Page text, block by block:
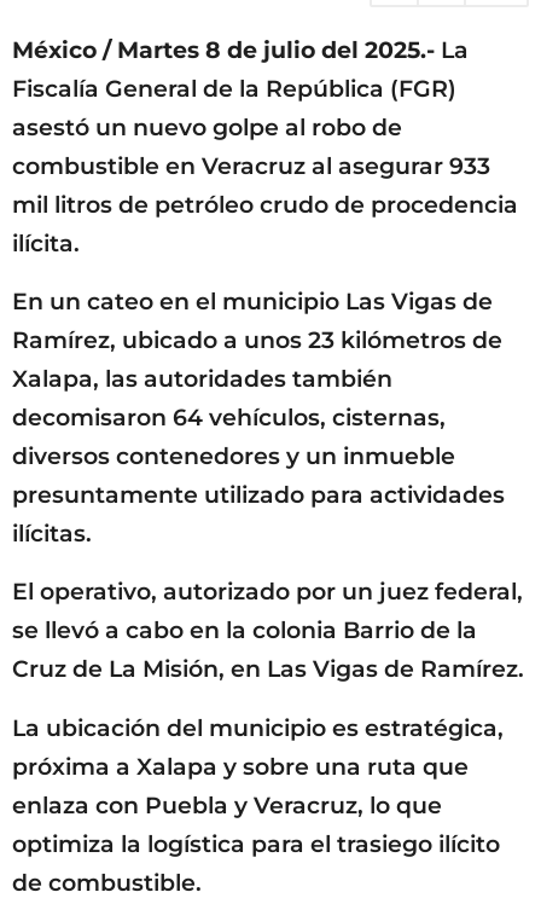
México / Martes 8 de julio del 2025.- La
Fiscalía General de la República (FGR)
asestó un nuevo golpe al robo de
combustible en Veracruz al asegurar 933
mil litros de petróleo crudo de procedencia
ilícita.
En un cateo en el municipio Las Vigas de
Ramírez, ubicado a unos 23 kilómetros de
Xalapa, las autoridades también
decomisaron 64 vehículos, cisternas,
diversos contenedores y un inmueble
presuntamente utilizado para actividades
ilícitas.
El operativo, autorizado por un juez federal,
se llevó a cabo en la colonia Barrio de la
Cruz de La Misión, en Las Vigas de Ramírez.
La ubicación del municipio es estratégica,
próxima a Xalapa y sobre una ruta que
enlaza con Puebla y Veracruz, lo que
optimiza la logística para el trasiego ilícito
de combustible.